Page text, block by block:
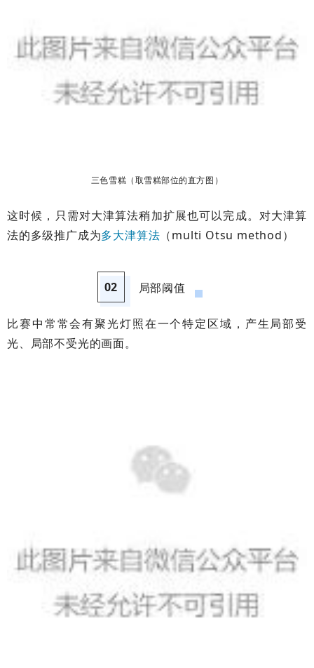
三色雪糕（取雪糕部位的直方图）
这时候，只需对大津算法稍加扩展也可以完成。对大津算
法的多级推广成为多大津算法 （multi Otsu method）
02 局部阈值
比赛中常常会有聚光灯照在一个特定区域，产生局部受
光、局部不受光的画面。